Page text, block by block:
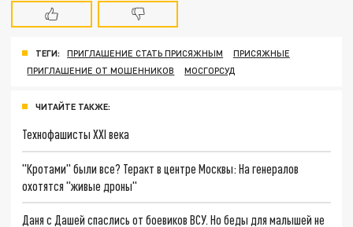
ТЕГИ: ПРИГЛАШЕНИЕ СТАТЬ ПРИСЯЖНЫМ
ПРИСЯЖНЫЕ
ПРИГЛАШЕНИЕ ОТ МОШЕННИКОВ
МОСГОРСУД
ЧИТАЙТЕ ТАКЖЕ:
Технофашисты XXI века
"Кротами" были все? Теракт в центре Москвы: На генералов
охотятся "живые дроны"
Даня с Дашей спаслись от боевиков ВСУ. Но беды для малышей не